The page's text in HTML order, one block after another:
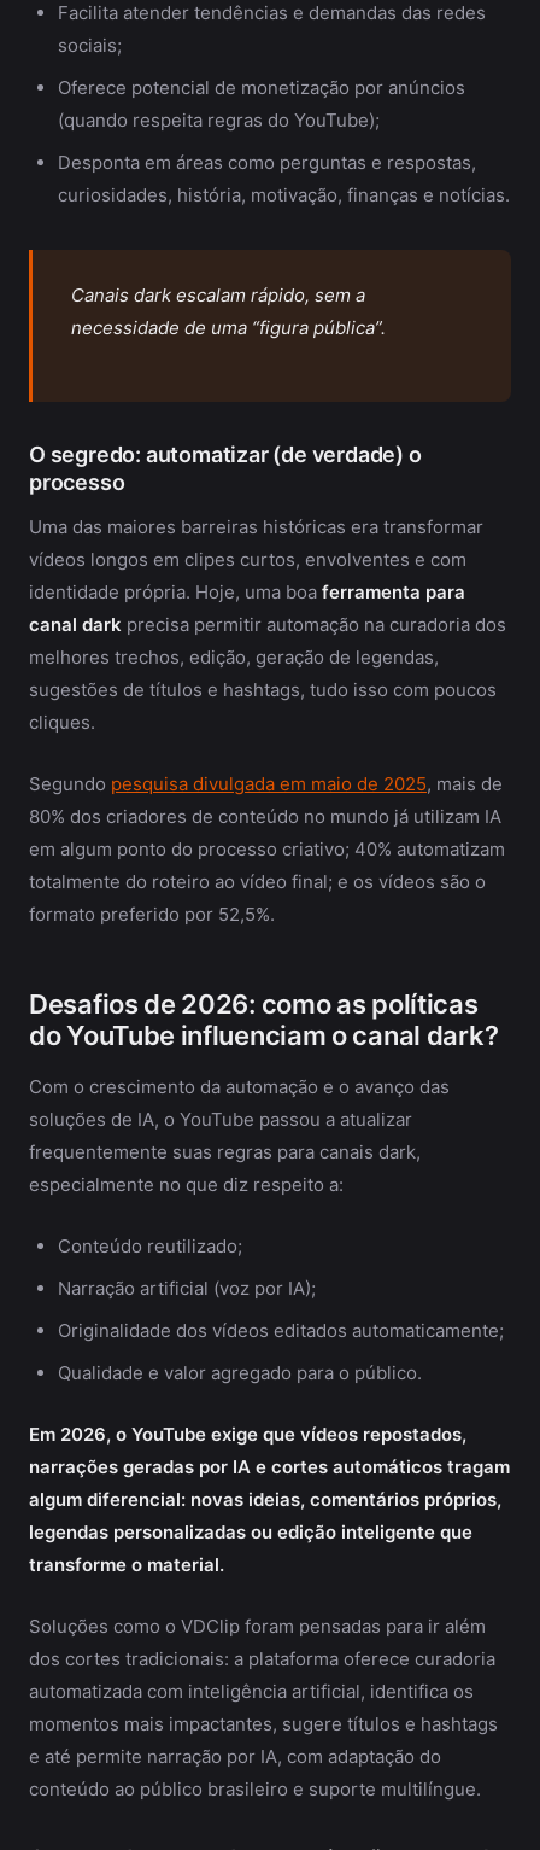
Facilita atender tendências e demandas das redes
sociais;
Oferece potencial de monetização por anúncios
(quando respeita regras do YouTube);
Desponta em áreas como perguntas e respostas,
curiosidades, história, motivação, finanças e notícias.
Canais dark escalam rápido, sem a
necessidade de uma “figura pública”.
O segredo: automatizar (de verdade) o
processo
Uma das maiores barreiras históricas era transformar
vídeos longos em clipes curtos, envolventes e com
identidade própria. Hoje, uma boa ferramenta para
canal dark precisa permitir automação na curadoria dos
melhores trechos, edição, geração de legendas,
sugestões de títulos e hashtags, tudo isso com poucos
cliques.
Segundo pesquisa divulgada em maio de 2025, mais de
80% dos criadores de conteúdo no mundo já utilizam IA
em algum ponto do processo criativo; 40% automatizam
totalmente do roteiro ao vídeo final; e os vídeos são o
formato preferido por 52,5%.
Desafios de 2026: como as políticas
do YouTube influenciam o canal dark?
Com o crescimento da automação e o avanço das
soluções de IA, o YouTube passou a atualizar
frequentemente suas regras para canais dark,
especialmente no que diz respeito a:
Conteúdo reutilizado;
Narração artificial (voz por IA);
Originalidade dos vídeos editados automaticamente;
Qualidade e valor agregado para o público.
Em 2026, o YouTube exige que vídeos repostados,
narrações geradas por IA e cortes automáticos tragam
algum diferencial: novas ideias, comentários próprios,
legendas personalizadas ou edição inteligente que
transforme o material.
Soluções como o VDClip foram pensadas para ir além
dos cortes tradicionais: a plataforma oferece curadoria
automatizada com inteligência artificial, identifica os
momentos mais impactantes, sugere títulos e hashtags
e até permite narração por IA, com adaptação do
conteúdo ao público brasileiro e suporte multilíngue.